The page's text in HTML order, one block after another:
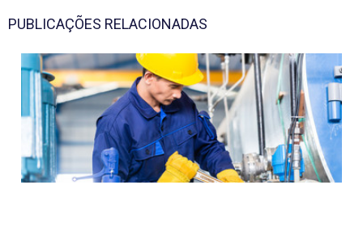
PUBLICAÇÕES RELACIONADAS